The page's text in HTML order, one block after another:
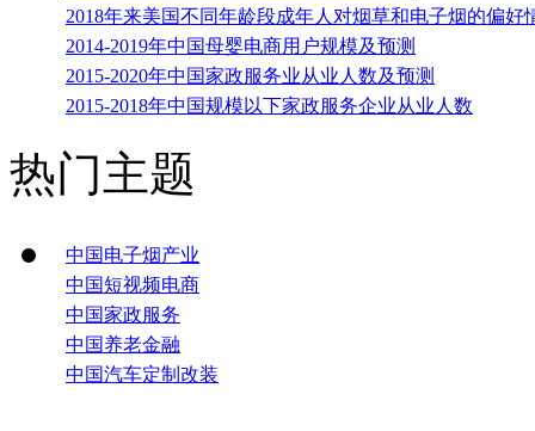
2018年来美国不同年龄段成年人对烟草和电子烟的偏好
2014-2019年中国母婴电商用户规模及预测
2015-2020年中国家政服务业从业人数及预测
2015-2018年中国规模以下家政服务企业从业人数
热门主题
中国电子烟产业
中国短视频电商
中国家政服务
中国养老金融
中国汽车定制改装